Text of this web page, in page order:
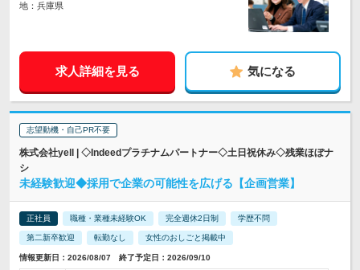
地：兵庫県
求人詳細を見る 気になる
志望動機・自己PR不要
株式会社yell | ◇Indeedプラチナムパートナー◇土日祝休み◇残業ほぼナ
シ
未経験歓迎◆採用で企業の可能性を広げる【企画営業】
正社員 職種・業種未経験OK 完全週休2日制 学歴不問
第二新卒歓迎 転勤なし 女性のおしごと掲載中
情報更新日：2026/08/07 終了予定日：2026/09/10